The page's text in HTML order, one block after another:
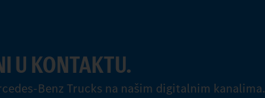
U KONTAKTU.
Benz Trucks na našim digitalnim kanalima.